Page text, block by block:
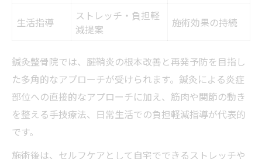
生活指導
ストレッチ・負担軽
減提案
施術効果の持続
鍼灸整骨院では、腱鞘炎の根本改善と再発予防を目指し
た多角的なアプローチが受けられます。鍼灸による炎症
部位への直接的なアプローチに加え、筋肉や関節の動き
を整える手技療法、日常生活での負担軽減指導が代表的
です。
施術後は、セルフケアとして自宅でできるストレッチや